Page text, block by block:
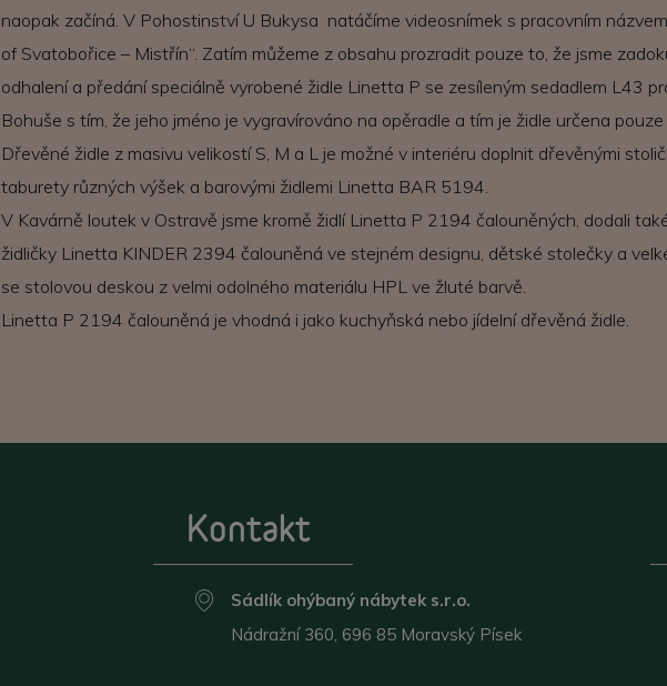
naopak začíná. V Pohostinství U Bukysa natáčíme videosnímek s pracovním
of Svatobořice – Mistřín“. Zatím můžeme z obsahu prozradit pouze to, že jsme
odhalení a předání speciálně vyrobené židle Linetta P se zesíleným sedadlem L43
Bohuše s tím, že jeho jméno je vygravírováno na opěradle a tím je židle určena pouze
Dřevěné židle z masivu velikostí S, M a L je možné v interiéru doplnit dřevěnými
taburety různých výšek a barovými židlemi Linetta BAR 5194.
V Kavárně loutek v Ostravě jsme kromě židlí Linetta P 2194 čalouněných, dodali
židličky Linetta KINDER 2394 čalouněná ve stejném designu, dětské stolečky a
se stolovou deskou z velmi odolného materiálu HPL ve žluté barvě.
Linetta P 2194 čalouněná je vhodná i jako kuchyňská nebo jídelní dřevěná židle.
Kontakt
Sádlík ohýbaný nábytek s.r.o.
Nádražní 360, 696 85 Moravský Písek